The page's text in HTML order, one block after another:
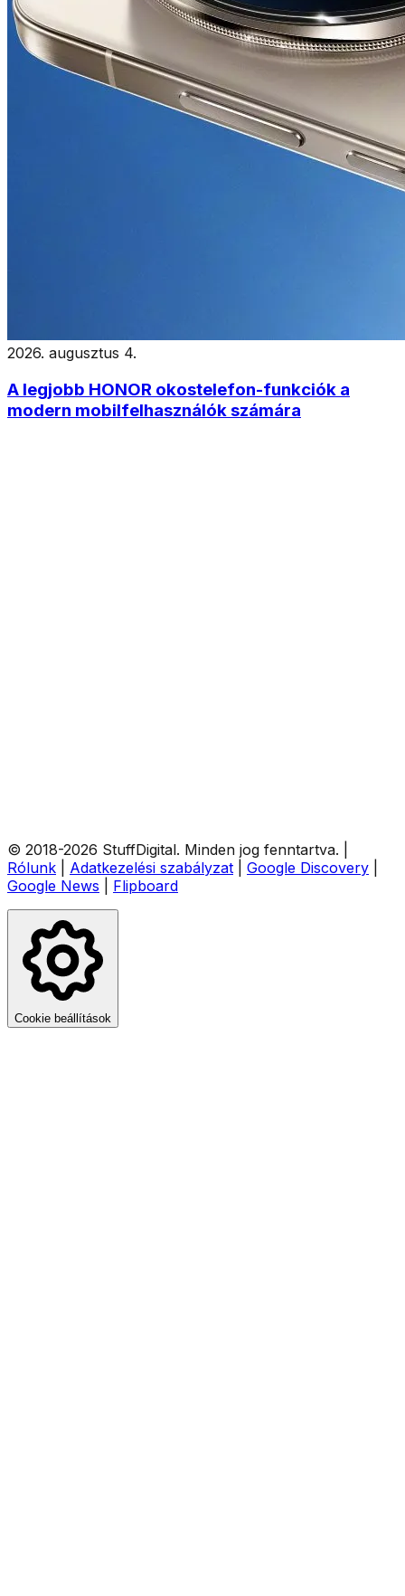
2026. augusztus 4.
A legjobb HONOR okostelefon-funkciók a
modern mobilfelhasználók számára
© 2018-2026 StuffDigital. Minden jog fenntartva.
Rólunk
Adatkezelési szabályzat Google Discovery
Google News
Flipboard
Cookie beállítások